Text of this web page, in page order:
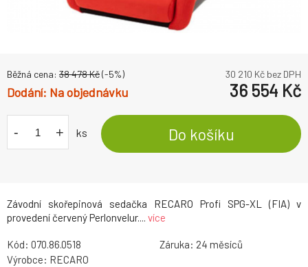
Závodní skořepinová sedačka RECARO Profi SPG-XL (FIA) v
provedení červený Perlonvelur.... více
Běžná cena: 38 478Kč(-5%) 30 210 Kč bez DPH
Na objednávku 36 554 Kč
- + ks Do košíku
Kód: 070.86.0518 Záruka: 24
Výrobce: RECARO